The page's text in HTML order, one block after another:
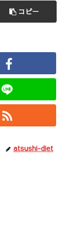
コピー
atsushi-diet